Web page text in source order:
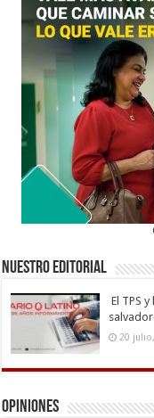
Nuestro Editorial
El TPS
20
Opiniones